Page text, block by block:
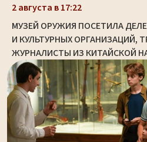
2 августа в 17:22
МУЗЕЙ ОРУЖИЯ ПОСЕТИЛА
И КУЛЬТУРНЫХ ОРГАНИЗАЦИЙ,
ЖУРНАЛИСТЫ ИЗ КИТАЙСКОЙ